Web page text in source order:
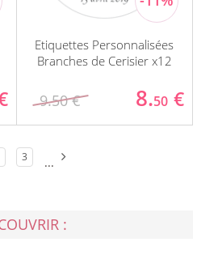
Etiquettes Personnalisées
Branches de Cerisier x12
9.50 € 8.50 €
3 ...
: